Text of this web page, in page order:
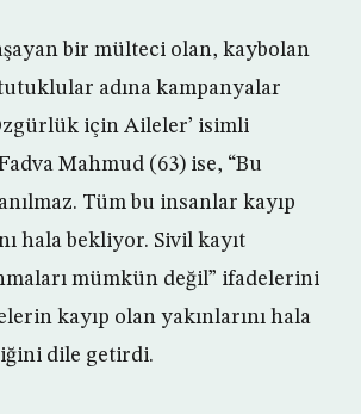
bir mülteci olan, kaybolan
adına kampanyalar
için Aileler’ isimli
Mahmud (63) ise, “Bu
Tüm bu insanlar kayıp
hala bekliyor. Sivil kayıt
mümkün değil” ifadelerini
kayıp olan yakınlarını hala
dile getirdi.